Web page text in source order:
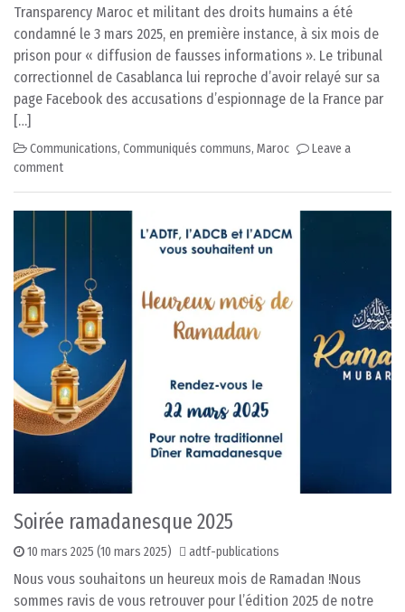
Transparency Maroc et militant des droits humains a été
condamné le 3 mars 2025, en première instance, à six mois de
prison pour « diffusion de fausses informations ». Le tribunal
correctionnel de Casablanca lui reproche d’avoir relayé sur sa
page Facebook des accusations d’espionnage de la France par
[…]
Communications, Communiqués communs, Maroc
Leave a
comment
Soirée ramadanesque 2025
10 mars 2025 (10 mars 2025) adtf-publications
Nous vous souhaitons un heureux mois de Ramadan !Nous
sommes ravis de vous retrouver pour l’édition 2025 de notre